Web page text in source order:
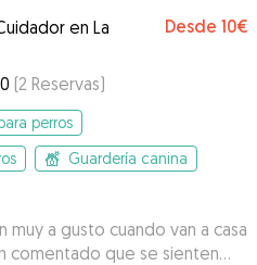
en La
Desde 10€
(2 Reservas)
perros
Guardería canina
muy a gusto cuando van a casa
comentado que se sienten